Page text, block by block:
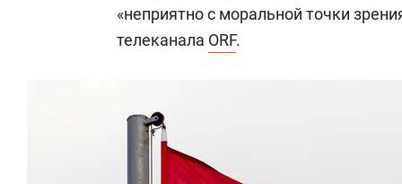
«неприятно с моральной точки
телеканала ORF.
Как ГК «МИР ГРУПП» и ВТБ
создают оазис жилого
комфорта под Казанью